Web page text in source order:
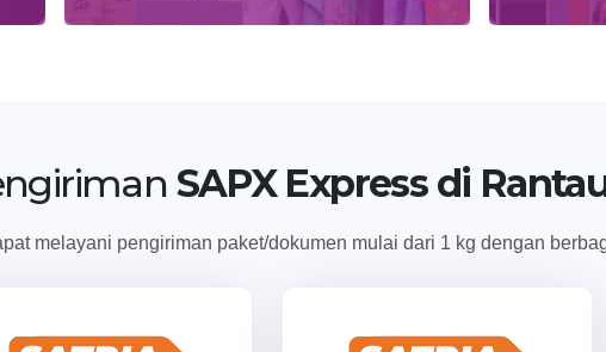
SAPX Express di
melayani pengiriman paket/dokumen mulai dari 1 kg dengan